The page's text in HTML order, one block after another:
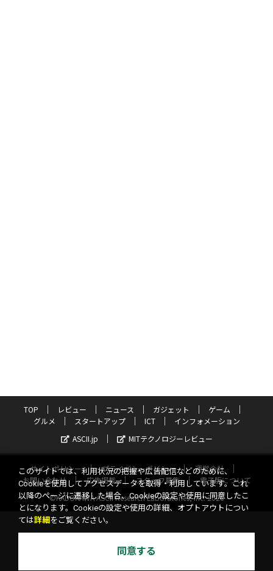
TOP レビュー ニュース ガジェット
ゲーム
グルメ
スタートアップ ICT
インフォメーション
ASCII.jp
MITテクノロジーレビュー
サイトポリシー プライバシーポリシー
運営会社
お問い合わせ
広告掲載 スタッフ募集
電子版について
©KADOKAWA ASCII Research Laboratories, Inc. 2026
このサイトでは、利用状況の把握や広告配信などのために、
Cookieを使用してアクセスデータを取得・利用しています。これ
以降のページに遷移した場合、Cookieの設定や使用に同意したこ
とになります。Cookieの設定や使用の詳細、オプトアウトについ
ては詳細 をご覧ください。
同意する